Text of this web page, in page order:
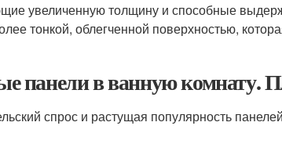
увеличенную толщину и способные
тонкой, облегченной поверхностью,
панели в ванную комнату.
спрос и растущая популярность